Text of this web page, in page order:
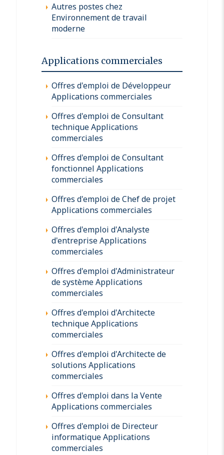
Autres postes chez
Environnement de travail
moderne
Applications commerciales
Offres d'emploi de Développeur
Applications commerciales
Offres d'emploi de Consultant
technique Applications
commerciales
Offres d'emploi de Consultant
fonctionnel Applications
commerciales
Offres d'emploi de Chef de projet
Applications commerciales
Offres d'emploi d'Analyste
d'entreprise Applications
commerciales
Offres d'emploi d'Administrateur
de système Applications
commerciales
Offres d'emploi d'Architecte
technique Applications
commerciales
Offres d'emploi d'Architecte de
solutions Applications
commerciales
Offres d'emploi dans la Vente
Applications commerciales
Offres d'emploi de Directeur
informatique Applications
commerciales